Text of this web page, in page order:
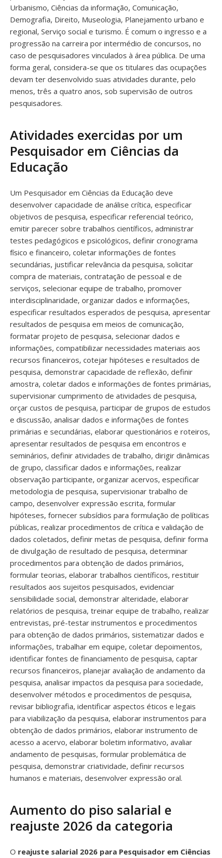
Urbanismo, Ciências da informação, Comunicação,
Demografia, Direito, Museologia, Planejamento urbano e
regional, Serviço social e turismo. É comum o ingresso e a
progressão na carreira por intermédio de concursos, no
caso de pesquisadores vinculados à área pública. De uma
forma geral, considera-se que os titulares das ocupações
devam ter desenvolvido suas atividades durante, pelo
menos, três a quatro anos, sob supervisão de outros
pesquisadores.
Atividades exercidas por um
Pesquisador em Ciências da
Educação
Um Pesquisador em Ciências da Educação deve
desenvolver capacidade de análise crítica, especificar
objetivos de pesquisa, especificar referencial teórico,
emitir parecer sobre trabalhos científicos, administrar
testes pedagógicos e psicológicos, definir cronograma
físico e financeiro, coletar informações de fontes
secundárias, justificar relevância da pesquisa, solicitar
compra de materiais, contratação de pessoal e de
serviços, selecionar equipe de trabalho, promover
interdisciplinaridade, organizar dados e informações,
especificar resultados esperados de pesquisa, apresentar
resultados de pesquisa em meios de comunicação,
formatar projeto de pesquisa, selecionar dados e
informações, compatibilizar necessidades materiais aos
recursos financeiros, cotejar hipóteses e resultados de
pesquisa, demonstrar capacidade de reflexão, definir
amostra, coletar dados e informações de fontes primárias,
supervisionar cumprimento de atividades de pesquisa,
orçar custos de pesquisa, participar de grupos de estudos
e discussão, analisar dados e informações de fontes
primárias e secundárias, elaborar questionários e roteiros,
apresentar resultados de pesquisa em encontros e
seminários, definir atividades de trabalho, dirigir dinâmicas
de grupo, classificar dados e informações, realizar
observação participante, organizar acervos, especificar
metodologia de pesquisa, supervisionar trabalho de
campo, desenvolver expressão escrita, formular
hipóteses, fornecer subsídios para formulação de políticas
públicas, realizar procedimentos de crítica e validação de
dados coletados, definir metas de pesquisa, definir forma
de divulgação de resultado de pesquisa, determinar
procedimentos para obtenção de dados primários,
formular teorias, elaborar trabalhos científicos, restituir
resultados aos sujeitos pesquisados, evidenciar
sensibilidade social, demonstrar alteridade, elaborar
relatórios de pesquisa, treinar equipe de trabalho, realizar
entrevistas, pré-testar instrumentos e procedimentos
para obtenção de dados primários, sistematizar dados e
informações, trabalhar em equipe, coletar depoimentos,
identificar fontes de financiamento de pesquisa, captar
recursos financeiros, planejar avaliação de andamento da
pesquisa, analisar impactos da pesquisa para sociedade,
desenvolver métodos e procedimentos de pesquisa,
revisar bibliografia, identificar aspectos éticos e legais
para viabilização da pesquisa, elaborar instrumentos para
obtenção de dados primários, elaborar instrumento de
acesso a acervo, elaborar boletim informativo, avaliar
andamento de pesquisas, formular problemática de
pesquisa, demonstrar criatividade, definir recursos
humanos e materiais, desenvolver expressão oral.
Aumento do piso salarial e
reajuste 2026 da categoria
O reajuste salarial 2026 para Pesquisador em Ciências